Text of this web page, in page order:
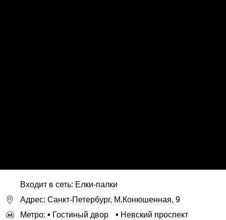
Входит в сеть: Елки-палки
Адрес: Санкт-Петербург, М.Конюшенная, 9
Метро: • Гостиный двор • Невский проспект